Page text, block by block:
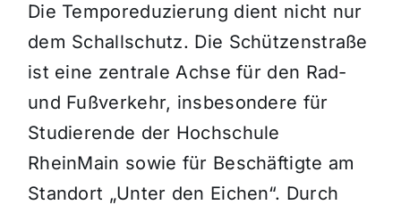
Die Temporeduzierung dient nicht nur
dem Schallschutz. Die Schützenstraße
ist eine zentrale Achse für den Rad-
und Fußverkehr, insbesondere für
Studierende der Hochschule
RheinMain sowie für Beschäftigte am
Standort „Unter den Eichen“. Durch